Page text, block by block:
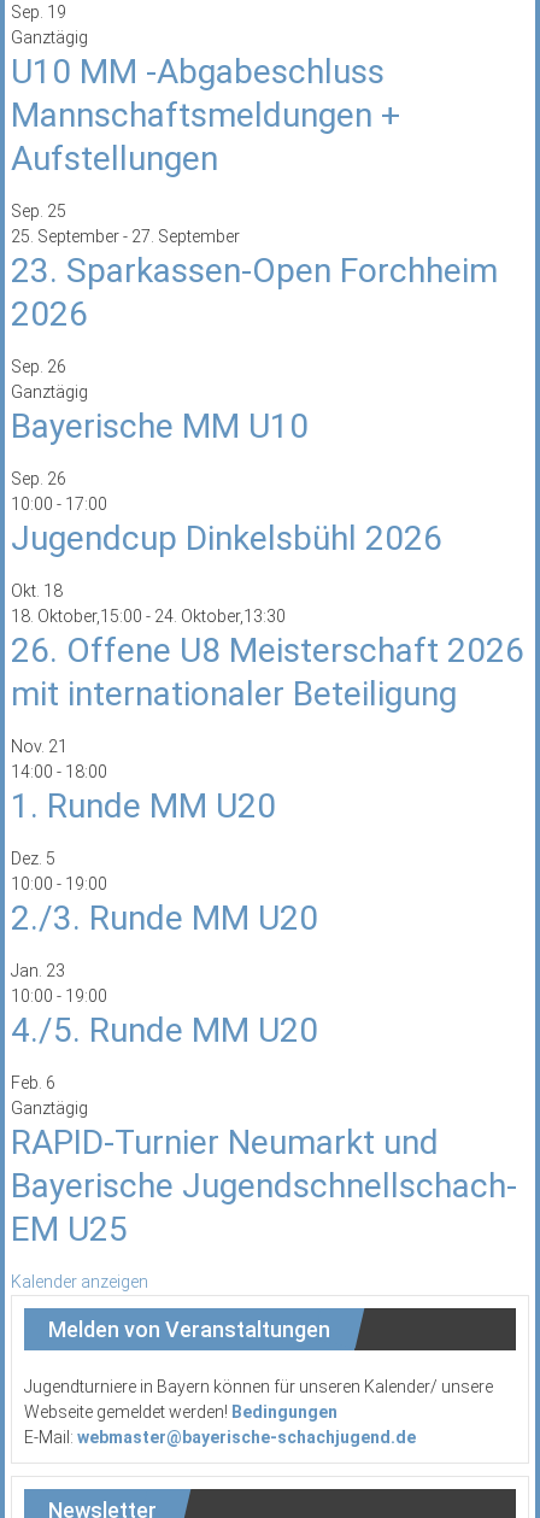
Sep. 19
Ganztägig
U10 MM -Abgabeschluss
Mannschaftsmeldungen +
Aufstellungen
Sep. 25
25. September- 27. September
23. Sparkassen-Open Forchheim
2026
Sep. 26
Ganztägig
Bayerische MM U10
Sep. 26
10:00 - 17:00
Jugendcup Dinkelsbühl 2026
Okt. 18
18. Oktober,15:00 - 24. Oktober,13:30
26. Offene U8 Meisterschaft 2026
mit internationaler Beteiligung
Nov. 21
14:00 - 18:00
1. Runde MM U20
Dez. 5
10:00 - 19:00
2./3. Runde MM U20
Jan. 23
10:00 - 19:00
4./5. Runde MM U20
Feb. 6
Ganztägig
RAPID-Turnier Neumarkt und
Bayerische Jugendschnellschach-
EM U25
Kalender anzeigen
Melden von Veranstaltungen
Jugendturniere in Bayern können für unseren Kalender/ unsere
Webseite gemeldet werden! Bedingungen
E-Mail: webmaster@bayerische-schachjugend.de
Newsletter